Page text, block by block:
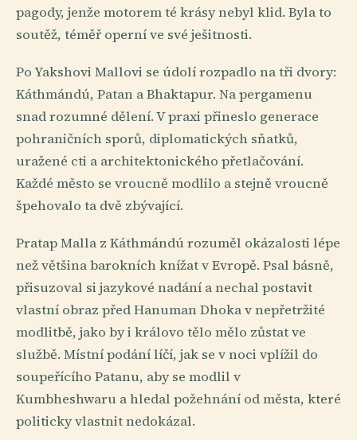
pagody, jenže motorem té krásy nebyl klid. Byla to
soutěž, téměř operní ve své ješitnosti.
Po Yakshovi Mallovi se údolí rozpadlo na tři dvory:
Káthmándú, Patan a Bhaktapur. Na pergamenu
snad rozumné dělení. V praxi přineslo generace
pohraničních sporů, diplomatických sňatků,
uražené cti a architektonického přetlačování.
Každé město se vroucně modlilo a stejně vroucně
špehovalo ta dvě zbývající.
Pratap Malla z Káthmándú rozuměl okázalosti lépe
než většina barokních knížat v Evropě. Psal básně,
přisuzoval si jazykové nadání a nechal postavit
vlastní obraz před Hanuman Dhoka v nepřetržité
modlitbě, jako by i královo tělo mělo zůstat ve
službě. Místní podání líčí, jak se v noci vplížil do
soupeřícího Patanu, aby se modlil v
Kumbheshwaru a hledal požehnání od města, které
politicky vlastnit nedokázal.